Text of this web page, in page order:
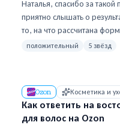
Наталья, спасибо за
приятно слышать о
то, на что рассчитана
— для нас лучший
положительный 5 звёзд
Ozon Косметика и
Как ответить на
для волос на Ozon